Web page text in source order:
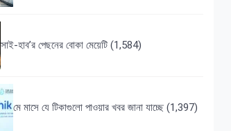
সাই-হাব’র পেছনের বোকা মেয়েটি (1,584)
মে মাসে যে টিকাগুলো পাওয়ার খবর জানা যাচ্ছে (1,397)